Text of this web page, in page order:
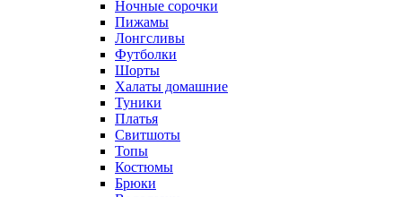
Ночные сорочки
Пижамы
Лонгсливы
Футболки
Шорты
Халаты домашние
Туники
Платья
Свитшоты
Топы
Костюмы
Брюки